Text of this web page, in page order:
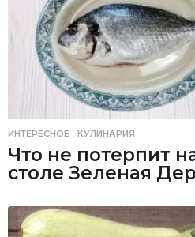
ИНТЕРЕСНОЕ ,КУЛИНАРИЯ
Что не потерпит
столе Зеленая